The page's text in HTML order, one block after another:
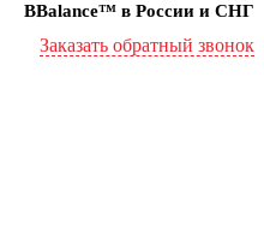
BBalance™ в России и СНГ
Заказать обратный звонок